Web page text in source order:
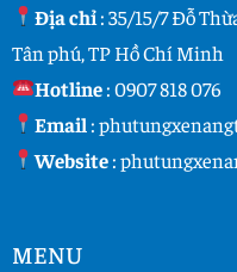
Địa chỉ: 35/15/7 Đỗ
Tân phú, TP Hồ Chí Minh
Hotline:0907 818 076
Email :
Website:
MENU